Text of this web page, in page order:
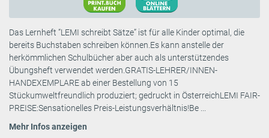
Das Lernheft ”LEMI schreibt Sätze” ist für alle Kinder optimal, die
bereits Buchstaben schreiben können.Es kann anstelle der
herkömmlichen Schulbücher aber auch als unterstützendes
Übungsheft verwendet werden.GRATIS-LEHRER/INNEN-
HANDEXEMPLARE ab einer Bestellung von 15
Stückumweltfreundlich produziert; gedruckt in ÖsterreichLEMI FAIR-
PREISE:Sensationelles Preis-Leistungsverhältnis!Be ...
Mehr Infos anzeigen